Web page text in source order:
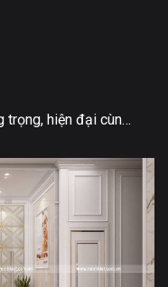
trọng, hiện đại cùng
Spatin rằng đây
những ai yêu thích
sâu vềthiết kế
chỉ giúp khách
độc đáo ấn tượng.